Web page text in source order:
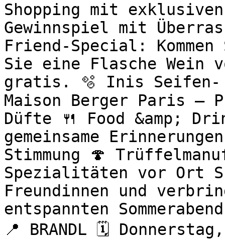
Shopping mit
Gewinnspiel mit
Friend-Special:
Sie eine Flasche Wein
gratis. 🫧 Inis Seifen-
Maison Berger Paris –
Düfte 🍴 Food &amp;
gemeinsame
Stimmung 🍄
Spezialitäten vor Ort
Freundinnen und
entspannten